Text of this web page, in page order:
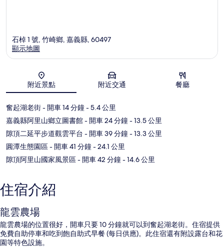
地圖
石棹 1 號, 竹崎鄉, 嘉義縣, 60497
顯示地圖
附近景點 附近交通 餐廳
奮起湖老街- 開車 14 分鐘- 5.4 公里
嘉義縣阿里山鄉立圖書館- 開車 24 分鐘- 13.5 公里
隙頂二延平步道觀雲平台 - 開車 39 分鐘- 13.3 公里
圓潭生態園區- 開車 41 分鐘- 24.1 公里
隙頂阿里山國家風景區- 開車 42 分鐘- 14.6 公里
住宿介紹
龍雲農場
龍雲農場的位置很好，開車只要 10 分鐘就可以到奮起湖老街。住宿提供
免費自助停車和吃到飽自助式早餐 (每日供應)。此住宿還有附設露台和花
園等特色設施。